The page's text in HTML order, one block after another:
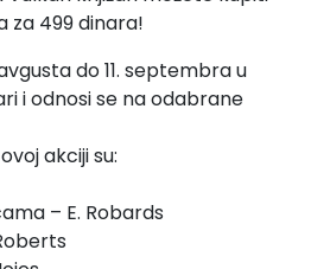
za 499 dinara!
do 11. septembra u
i odnosi se na odabrane
akciji su:
– E. Robards